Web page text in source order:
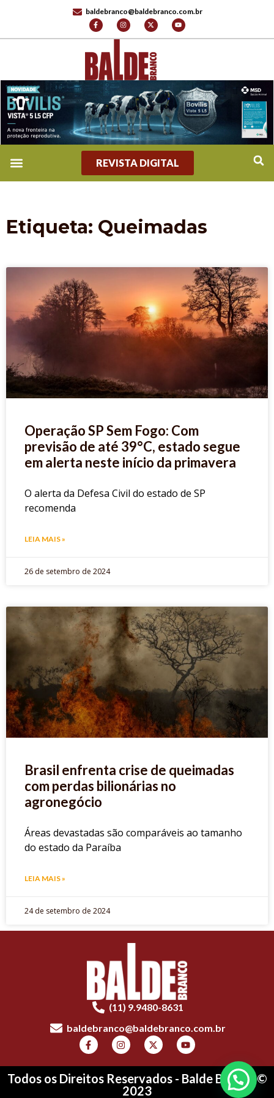
baldebranco@baldebranco.com.br
REVISTA DIGITAL
Etiqueta: Queimadas
Operação SP Sem Fogo: Com
previsão de até 39°C, estado segue
em alerta neste início da primavera
O alerta da Defesa Civil do estado de SP
recomenda
LEIA MAIS »
26 de setembro de 2024
Brasil enfrenta crise de queimadas
com perdas bilionárias no
agronegócio
Áreas devastadas são comparáveis ao tamanho
do estado da Paraíba
LEIA MAIS »
24 de setembro de 2024
(11) 9.9480-8631
baldebranco@baldebranco.com.br
Todos os Direitos Reservados - Balde Branco ©
2023